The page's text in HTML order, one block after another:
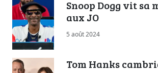
Snoop Dogg vit sa
aux JO
5 août 2024
Tom Hanks